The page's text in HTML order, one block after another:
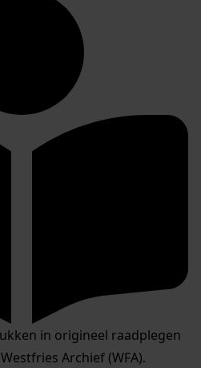
in origineel raadplegen
Archief (WFA).